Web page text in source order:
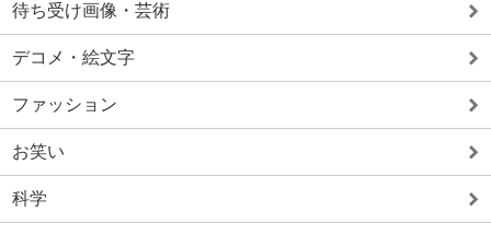
待ち受け画像・芸術
デコメ・絵文字
ファッション
お笑い
科学